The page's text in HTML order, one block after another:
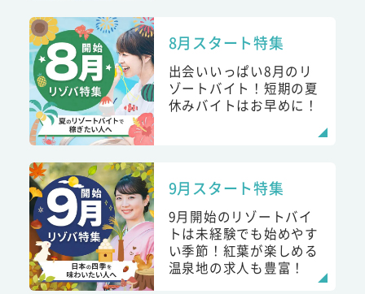
8月スタート特集
出会いいっぱい8月のリ
ゾートバイト！短期の夏
休みバイトはお早めに！
9月スタート特集
9月開始のリゾートバイ
トは未経験でも始めやす
い季節！紅葉が楽しめる
温泉地の求人も豊富！